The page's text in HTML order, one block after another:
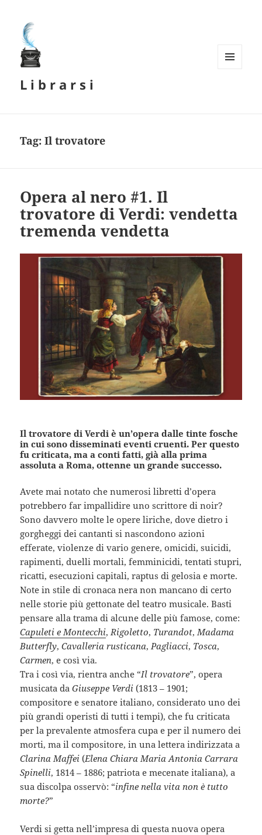
L i b r a r s i
Tag:Il trovatore
Opera al nero #1. Il
trovatore di Verdi: vendetta
tremenda vendetta
Il trovatore di Verdi è un’opera dalle tinte fosche
in cui sono disseminati eventi cruenti. Per questo
fu criticata, ma a conti fatti, già alla prima
assoluta a Roma, ottenne un grande successo.
Avete mai notato che numerosi libretti d’opera
potrebbero far impallidire uno scrittore di noir?
Sono davvero molte le opere liriche, dove dietro i
gorgheggi dei cantanti si nascondono azioni
efferate, violenze di vario genere, omicidi, suicidi,
rapimenti, duelli mortali, femminicidi, tentati stupri,
ricatti, esecuzioni capitali, raptus di gelosia e morte.
Note in stile di cronaca nera non mancano di certo
nelle storie più gettonate del teatro musicale. Basti
pensare alla trama di alcune delle più famose, come:
Capuleti e Montecchi, Rigoletto, Turandot, Madama
Butterfly,Cavalleria rusticana, Pagliacci, Tosca,
Carmen, e così via.
Tra i così via, rientra anche “Il trovatore”, opera
musicata daGiuseppe Verdi (1813 – 1901;
compositore e senatore italiano, considerato uno dei
più grandi operisti di tutti i tempi), che fu criticata
per la prevalente atmosfera cupa e per il numero dei
morti, ma il compositore, in una lettera indirizzata a
Clarina Maffei (Elena Chiara Maria Antonia Carrara
Spinelli, 1814 – 1886; patriota e mecenate italiana), a
sua discolpa osservò: “infine nella vita non è tutto
morte?”
Verdi si getta nell’impresa di questa nuova opera